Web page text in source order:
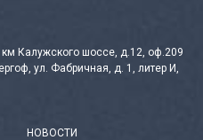
км Калужского шоссе, д.12, оф.209
ул. Фабричная, д. 1, литер И,
НОВОСТИ